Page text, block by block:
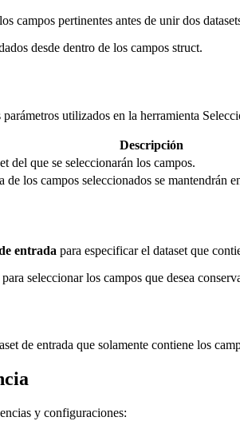
campos pertinentes antes de unir dos
desde dentro de los campos struct.
utilizados en la herramienta
Descripción
del que se seleccionarán los campos.
de los campos seleccionados se mantendrán
entrada para especificar el dataset que
para seleccionar los campos que desea
de entrada que solamente contiene los
y configuraciones: